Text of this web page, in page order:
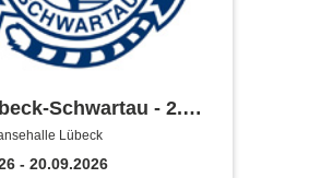
Schwartau - 2.
Bundesliga Saison
Lübeck
- 20.09.2026